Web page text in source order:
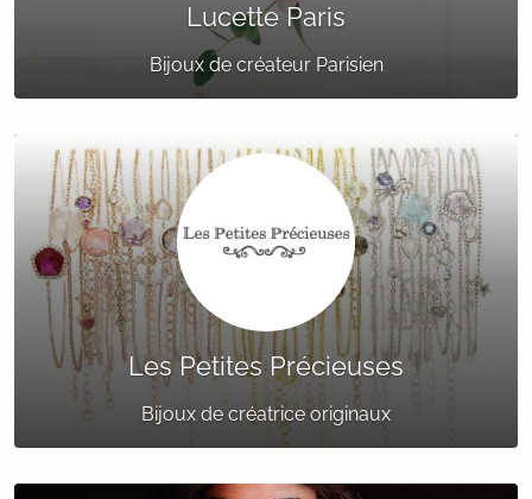
Lucette Paris
Bijoux de créateur Parisien
Les Petites Précieuses
Bijoux de créatrice originaux